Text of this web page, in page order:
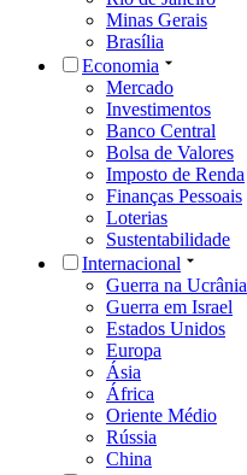
Minas Gerais
Brasília
Economia
Mercado
Investimentos
Banco Central
Bolsa de Valores
Imposto de Renda
Finanças Pessoais
Loterias
Sustentabilidade
Internacional
Guerra na Ucrânia
Guerra em Israel
Estados Unidos
Europa
Ásia
África
Oriente Médio
Rússia
China